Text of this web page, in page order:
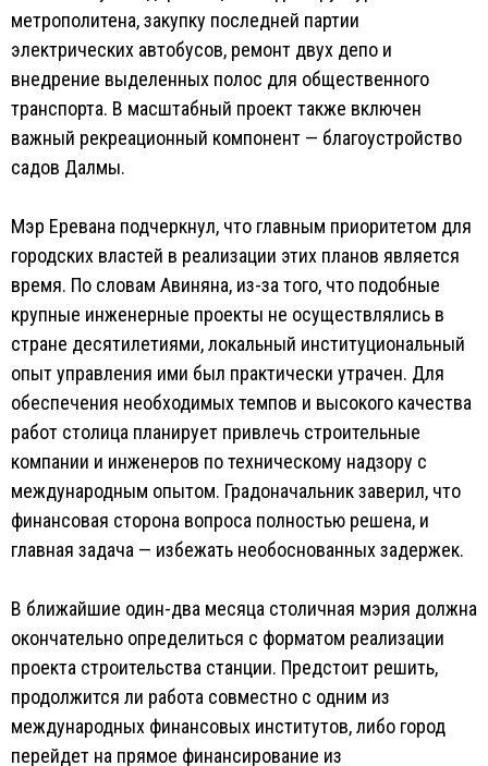
метрополитена, закупку последней партии
электрических автобусов, ремонт двух депо и
внедрение выделенных полос для общественного
транспорта. В масштабный проект также включен
важный рекреационный компонент — благоустройство
садов Далмы.
Мэр Еревана подчеркнул, что главным приоритетом для
городских властей в реализации этих планов является
время. По словам Авиняна, из-за того, что подобные
крупные инженерные проекты не осуществлялись в
стране десятилетиями, локальный институциональный
опыт управления ими был практически утрачен. Для
обеспечения необходимых темпов и высокого качества
работ столица планирует привлечь строительные
компании и инженеров по техническому надзору с
международным опытом. Градоначальник заверил, что
финансовая сторона вопроса полностью решена, и
главная задача — избежать необоснованных задержек.
В ближайшие один-два месяца столичная мэрия должна
окончательно определиться с форматом реализации
проекта строительства станции. Предстоит решить,
продолжится ли работа совместно с одним из
международных финансовых институтов, либо город
перейдет на прямое финансирование из